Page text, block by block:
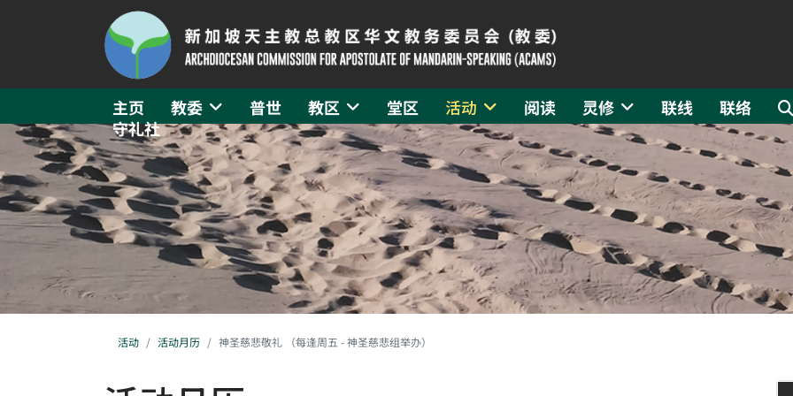
主页 教委 普世 教区 堂区 活动 阅读 灵修 联线
联络
守礼社
活动 活动月历 神圣慈悲敬礼 （每逢周五 - 神圣慈悲组举办）